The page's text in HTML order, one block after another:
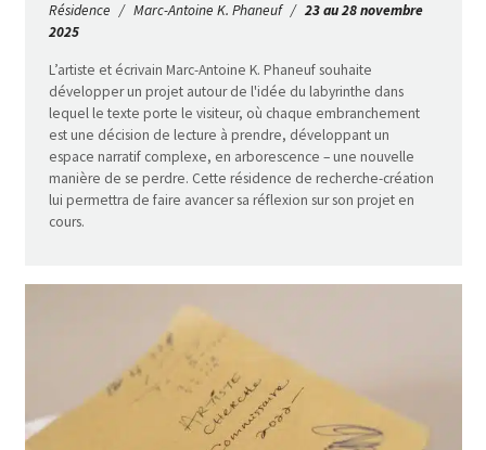
Résidence Marc-Antoine K. Phaneuf
23 au 28 novembre
2025
L’artiste et écrivain Marc-Antoine K. Phaneuf souhaite
développer un projet autour de l'idée du labyrinthe dans
lequel le texte porte le visiteur, où chaque embranchement
est une décision de lecture à prendre, développant un
espace narratif complexe, en arborescence – une nouvelle
manière de se perdre. Cette résidence de recherche-création
lui permettra de faire avancer sa réflexion sur son projet en
cours.